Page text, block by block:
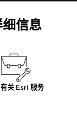
信息
有关 Esri 服务